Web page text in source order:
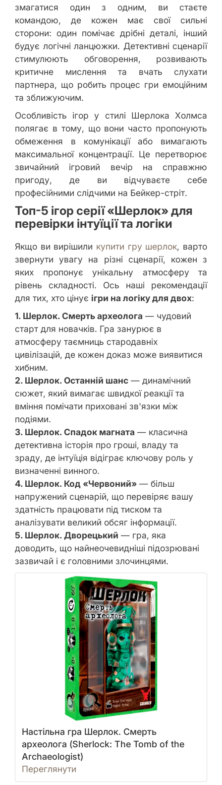
змагатися один з одним, ви стаєте
командою, де кожен має свої сильні
сторони: один помічає дрібні деталі, інший
будує логічні ланцюжки. Детективні сценарії
стимулюють обговорення, розвивають
критичне мислення та вчать слухати
партнера, що робить процес гри емоційним
та зближуючим.
Особливість ігор у стилі Шерлока Холмса
полягає в тому, що вони часто пропонують
обмеження в комунікації або вимагають
максимальної концентрації. Це перетворює
звичайний ігровий вечір на справжню
пригоду, де ви відчуваєте себе
професійними слідчими на Бейкер-стріт.
Топ-5 ігор серії «Шерлок» для
перевірки інтуїції та логіки
Якщо ви вирішили купити гру шерлок, варто
звернути увагу на різні сценарії, кожен з
яких пропонує унікальну атмосферу та
рівень складності. Ось наші рекомендації
для тих, хто цінує ігри на логіку для двох:
1. Шерлок. Смерть археолога — чудовий
старт для новачків. Гра занурює в
атмосферу таємниць стародавніх
цивілізацій, де кожен доказ може виявитися
хибним.
2. Шерлок. Останній шанс — динамічний
сюжет, який вимагає швидкої реакції та
вміння помічати приховані зв'язки між
подіями.
3. Шерлок. Спадок магната — класична
детективна історія про гроші, владу та
зраду, де інтуїція відіграє ключову роль у
визначенні винного.
4. Шерлок. Код «Червоний» — більш
напружений сценарій, що перевіряє вашу
здатність працювати під тиском та
аналізувати великий обсяг інформації.
5. Шерлок. Дворецький — гра, яка
доводить, що найнеочевидніші підозрювані
зазвичай і є головними злочинцями.
Настільна гра Шерлок. Смерть
археолога (Sherlock: The Tomb of the
Archaeologist)
Переглянути